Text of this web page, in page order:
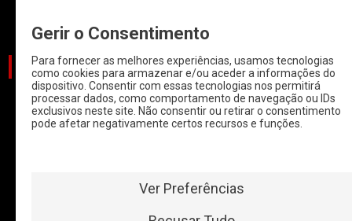
CATEGORIAS
CARROS
CARROS COM
Gerir o Consentimento
Para fornecer as melhores experiências, usamos tecnologias
como cookies para armazenar e/ou aceder a informações do
dispositivo. Consentir com essas tecnologias nos permitirá
processar dados, como comportamento de navegação ou IDs
exclusivos neste site. Não consentir ou retirar o consentimento
pode afetar negativamente certos recursos e funções.
Ver Preferências